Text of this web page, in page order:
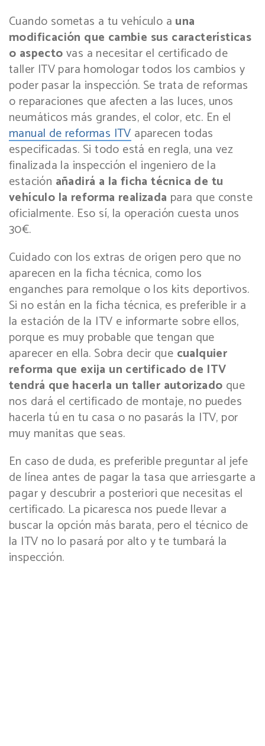
Cuando sometas a tu vehículo a una
modificación que cambie sus características
o aspectovas a necesitar el certificado de
taller ITV para homologar todos los cambios y
poder pasar la inspección. Se trata de reformas
o reparaciones que afecten a las luces, unos
neumáticos más grandes, el color, etc. En el
manual de reformas ITV aparecen todas
especificadas. Si todo está en regla, una vez
finalizada la inspección el ingeniero de la
estación añadirá a la ficha técnica de tu
vehículo la reforma realizada para que conste
oficialmente. Eso sí, la operación cuesta unos
30€.
Cuidado con los extras de origen pero que no
aparecen en la ficha técnica, como los
enganches para remolque o los kits deportivos.
Si no están en la ficha técnica, es preferible ir a
la estación de la ITV e informarte sobre ellos,
porque es muy probable que tengan que
aparecer en ella. Sobra decir que cualquier
reforma que exija un certificado de ITV
tendrá que hacerla un taller autorizado que
nos dará el certificado de montaje, no puedes
hacerla tú en tu casa o no pasarás la ITV, por
muy manitas que seas.
En caso de duda, es preferible preguntar al jefe
de línea antes de pagar la tasa que arriesgarte a
pagar y descubrir a posteriori que necesitas el
certificado. La picaresca nos puede llevar a
buscar la opción más barata, pero el técnico de
la ITV no lo pasará por alto y te tumbará la
inspección.